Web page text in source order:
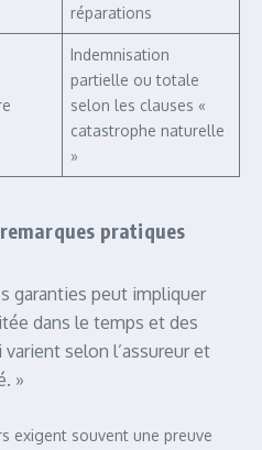
réparations
Indemnisation
partielle ou totale
selon les clauses «
catastrophe naturelle
»
pratiques
garanties peut impliquer
dans le temps et des
selon l’assureur et
»
exigent souvent une preuve